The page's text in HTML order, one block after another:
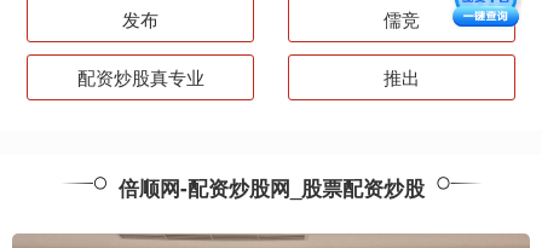
发布 儒竞
配资炒股真专业 推出
倍顺网-配资炒股网_股票配资炒股